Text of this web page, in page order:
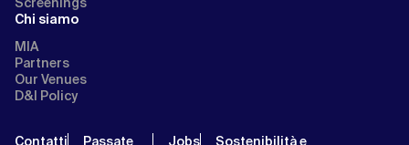
Chi siamo
MIA
Partners
Our Venues
D&I Policy
Contatti Passate Jobs Sostenibilità e